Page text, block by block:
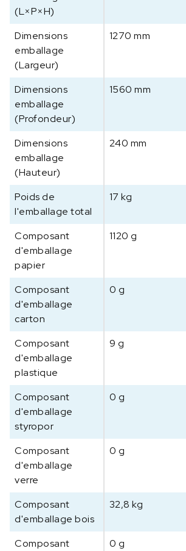
(L×P×H)
Dimensions
emballage
(Largeur)
1270 mm
Dimensions
emballage
(Profondeur)
1560 mm
Dimensions
emballage
(Hauteur)
240 mm
Poids de
l'emballage total
17 kg
Composant
d'emballage
papier
1120 g
Composant
d'emballage
carton
0 g
Composant
d'emballage
plastique
9 g
Composant
d'emballage
styropor
0 g
Composant
d'emballage
verre
0 g
Composant
d'emballage bois
32,8 kg
Composant
0 g